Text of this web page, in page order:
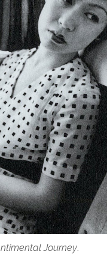
Journey.